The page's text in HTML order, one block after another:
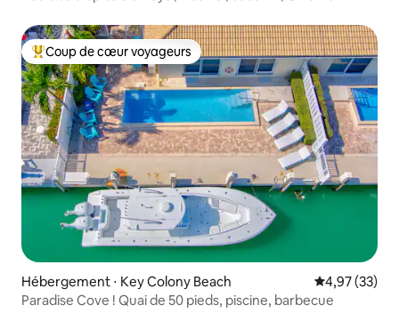
Coups de cœur voyageurs les plus appréciés
Coup de cœur voyageurs
Hébergement ⋅ Key Colony Beach Évaluation
4,97 (33)
Paradise Cove ! Quai de 50 pieds, piscine, barbecue